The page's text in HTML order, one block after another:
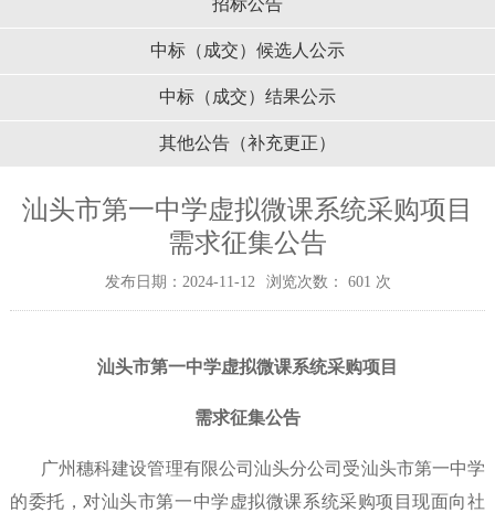
招标公告
中标（成交）候选人公示
中标（成交）结果公示
其他公告（补充更正）
汕头市第一中学虚拟微课系统采购项目
需求征集公告
发布日期：2024-11-12 浏览次数： 601 次
汕头市第一中学虚拟微课系统采购项目
需求征集公告
广州穗科建设管理有限公司汕头分公司受汕头市第一中学
的委托，对汕头市第一中学虚拟微课系统采购项目现面向社